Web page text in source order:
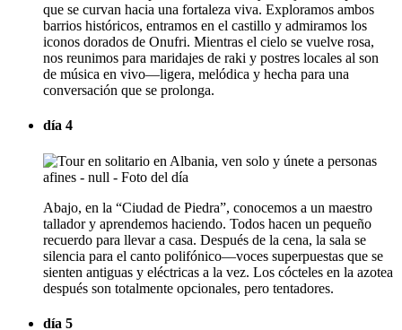
que se curvan hacia una fortaleza viva. Exploramos ambos
barrios históricos, entramos en el castillo y admiramos los
iconos dorados de Onufri. Mientras el cielo se vuelve rosa,
nos reunimos para maridajes de raki y postres locales al son
de música en vivo—ligera, melódica y hecha para una
conversación que se prolonga.
día 4
Abajo, en la “Ciudad de Piedra”, conocemos a un maestro
tallador y aprendemos haciendo. Todos hacen un pequeño
recuerdo para llevar a casa. Después de la cena, la sala se
silencia para el canto polifónico—voces superpuestas que se
sienten antiguas y eléctricas a la vez. Los cócteles en la azotea
después son totalmente opcionales, pero tentadores.
día 5